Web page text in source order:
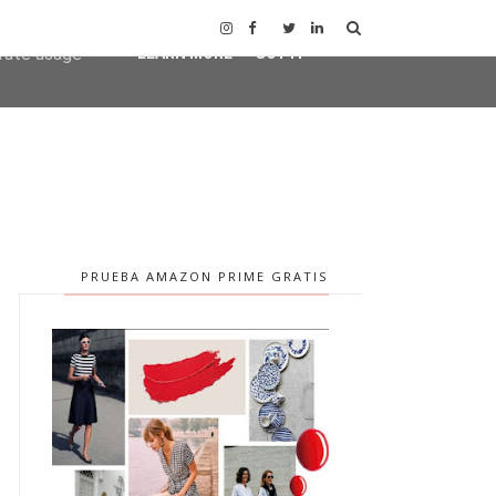
PRUEBA AMAZON PRIME GRATIS
agent
usage
LEARN MORE GOT IT